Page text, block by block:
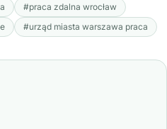
#praca zdalna wrocław
#urząd miasta warszawa praca